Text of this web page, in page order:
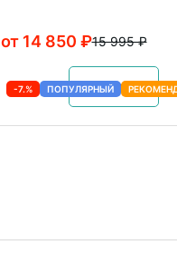
15 995 ₽
от 14 850 ₽
В корзину
-7.% ПОПУЛЯРНЫЙ